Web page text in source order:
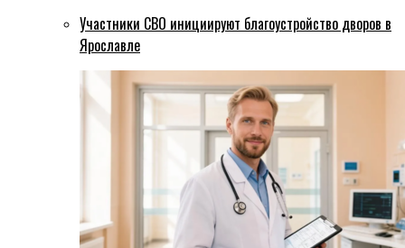
Участники СВО инициируют благоустройство дворов в
Ярославле